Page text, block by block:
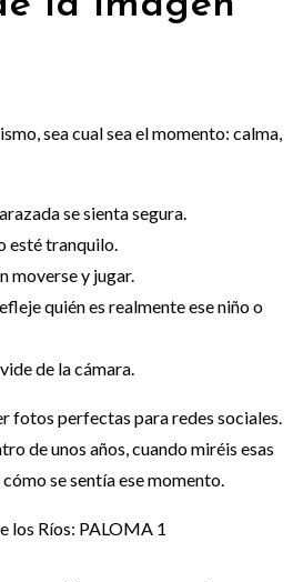
sea cual sea el momento: calma,
se sienta segura.
esté tranquilo.
moverse y jugar.
quién es realmente ese niño o
de la cámara.
fotos perfectas para redes sociales.
de unos años, cuando miréis esas
se sentía ese momento.